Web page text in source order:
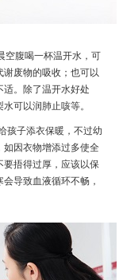
空腹喝一杯温开水，可
谢废物的吸收 ；也可以
。 除了温开水好处
水可以润肺止咳等。
孩子添衣保暖，不过幼
如因衣物增添过多使全
要捂得过厚，应该以保
导致血液循环不畅，